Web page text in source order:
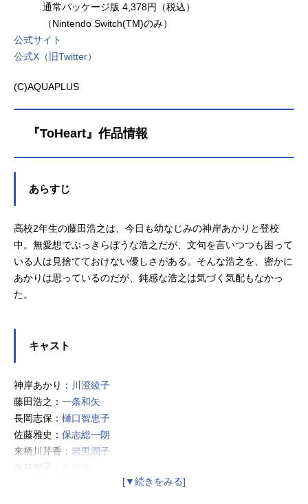
通常パッケージ版 4,378円（税込）
（Nintendo Switch(TM)のみ）
公式サイト
公式X（旧Twitter）
(C)AQUAPLUS
『ToHeart』作品情報
あらすじ
高校2年生の藤田浩之は、今日も幼なじみの神岸あかりと登校
中。無愛想でぶっきらぼうな浩之だが、文句を言いつつも困って
いる人は見捨てておけない優しさがある。そんな浩之を、密かに
あかりは思っているのだが、鈍感な浩之は気づく気配もなかっ
た。
キャスト
神岸あかり： 川澄綾子
藤田浩之： 一条和矢
長岡志保： 樋口智恵子
佐藤雅史： 保志総一朗
来栖川芹香： 岩男潤子
保科智子：